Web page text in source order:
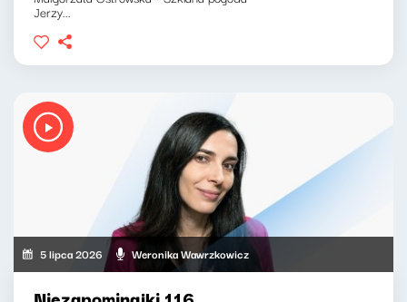
Jerzy...
5 lipca 2026 Weronika Wawrzkowicz